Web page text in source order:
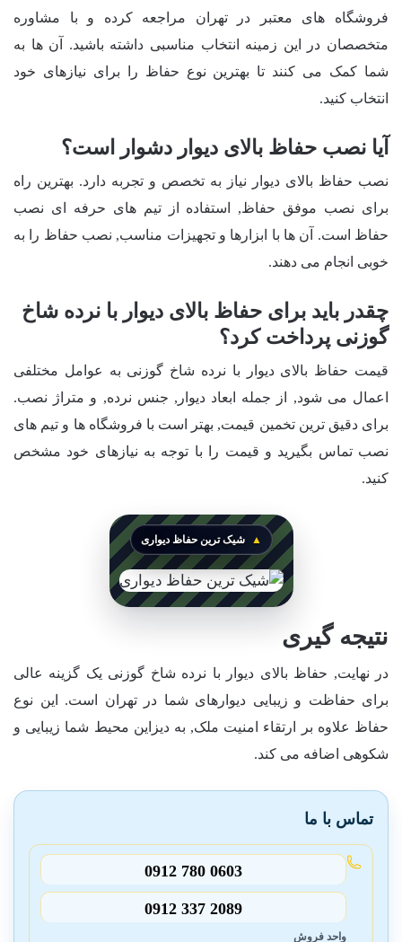
فروشگاه های معتبر در تهران مراجعه کرده و با مشاوره
متخصصان در این زمینه انتخاب مناسبی داشته باشید. آن ها به
شما کمک می کنند تا بهترین نوع حفاظ را برای نیازهای خود
انتخاب کنید.
آیا نصب حفاظ بالای دیوار دشوار است؟
نصب حفاظ بالای دیوار نیاز به تخصص و تجربه دارد. بهترین راه
برای نصب موفق حفاظ, استفاده از تیم های حرفه ای نصب
حفاظ است. آن ها با ابزارها و تجهیزات مناسب, نصب حفاظ را به
خوبی انجام می دهند.
چقدر باید برای حفاظ بالای دیوار با نرده شاخ
گوزنی پرداخت کرد؟
قیمت حفاظ بالای دیوار با نرده شاخ گوزنی به عوامل مختلفی
اعمال می شود, از جمله ابعاد دیوار, جنس نرده, و متراژ نصب.
برای دقیق ترین تخمین قیمت, بهتر است با فروشگاه ها و تیم های
نصب تماس بگیرید و قیمت را با توجه به نیازهای خود مشخص
کنید.
شیک ترین حفاظ دیواری
نتیجه گیری
در نهایت, حفاظ بالای دیوار با نرده شاخ گوزنی یک گزینه عالی
برای حفاظت و زیبایی دیوارهای شما در تهران است. این نوع
حفاظ علاوه بر ارتقاء امنیت ملک, به دیزاین محیط شما زیبایی و
شکوهی اضافه می کند.
تماس با ما
0912 780 0603
0912 337 2089
واحد فروش